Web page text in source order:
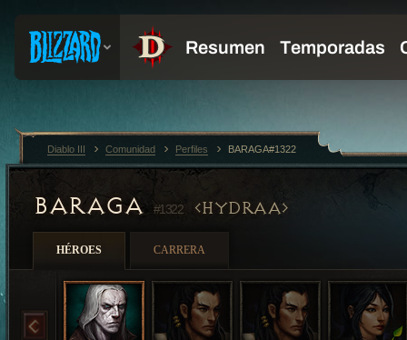
BARAGA#1322 HYDRAA
HÉROES CARRERA
Diablo III Comunidad Perfiles BARAGA#1322